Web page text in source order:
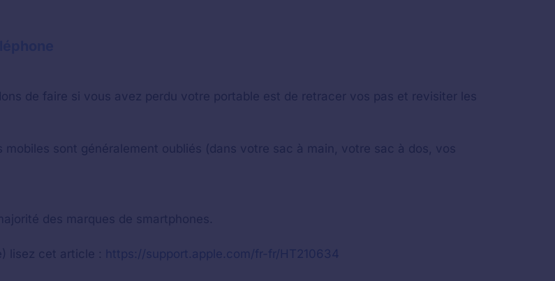
de faire si vous avez perdu votre portable est de retracer vos pas et revisiter les
mobiles sont généralement oubliés (dans votre sac à main, votre sac à dos, vos
des marques de smartphones.
lisez cet article : https://support.apple.com/fr-fr/HT210634